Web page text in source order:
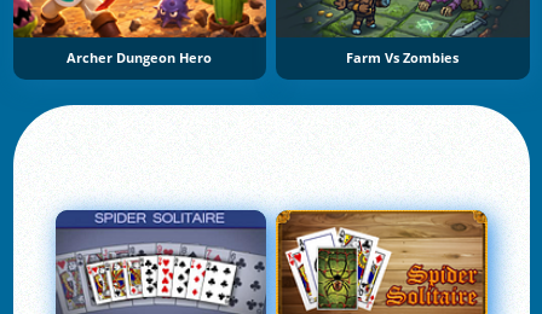
Archer Dungeon Hero Farm Vs Zombies